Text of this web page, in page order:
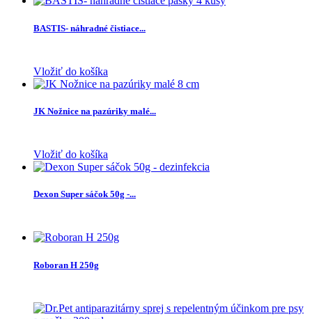
BASTIS- náhradné čistiace...
Vložiť do košíka
JK Nožnice na pazúriky malé...
Vložiť do košíka
Dexon Super sáčok 50g -...
Roboran H 250g